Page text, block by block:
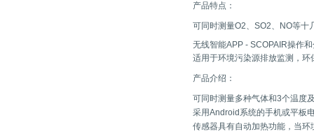
产品特点：
可同时测量O2、SO2、NO等十
无线智能APP - SCOPAIR操作
适用于环境污染源排放监测，
产品介绍：
可同时测量多种气体和3个温度
采用Android系统的手机或平板
传感器具有自动加热功能，当